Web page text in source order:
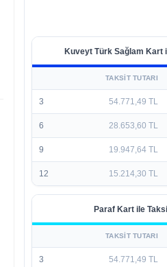
Kuveyt Türk Sağlam Kart
TAKSIT TUTARI
3 54.771,49 TL
6 28.653,60 TL
9 19.947,64 TL
12 15.214,30 TL
Paraf Kart ile
TAKSIT TUTARI
3 54.771,49 TL